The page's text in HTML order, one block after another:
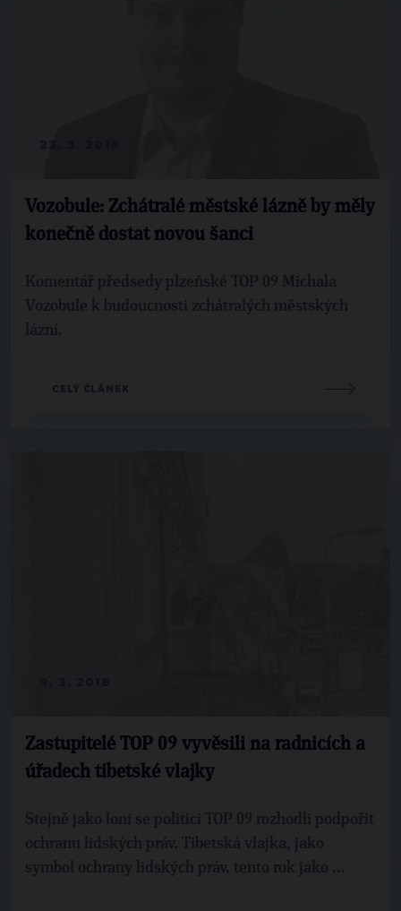
Vozobule: Zchátralé městské lázně by měly
konečně dostat novou šanci
Komentář předsedy plzeňské TOP 09 Michala
Vozobule k budoucnosti zchátralých městských
lázní.
CELÝ ČLÁNEK
Zastupitelé TOP 09 vyvěsili na radnicích a
úřadech tibetské vlajky
Stejně jako loni se politici TOP 09 rozhodli podpořit
ochranu lidských práv. Tibetská vlajka, jako
symbol ochrany lidských práv, tento rok jako ...